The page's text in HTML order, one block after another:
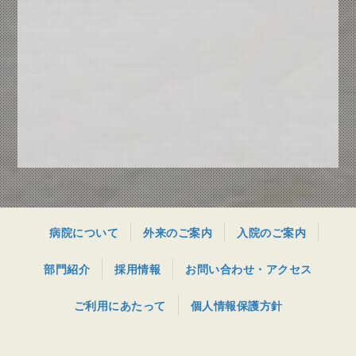
病院について 外来のご案内 入院のご案内
部門紹介 採用情報 お問い合わせ・アクセス
ご利用にあたって 個人情報保護方針